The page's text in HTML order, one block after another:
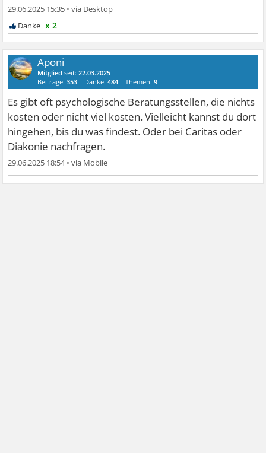
29.06.2025 15:35 •
x 2
Aponi
Mitglied seit:22.03.2025
Beiträge:353 Danke:484 Themen:9
Es gibt oft psychologische Beratungsstellen, die nichts
kosten oder nicht viel kosten. Vielleicht kannst du dort
hingehen, bis du was findest. Oder bei Caritas oder
Diakonie nachfragen.
29.06.2025 18:54•